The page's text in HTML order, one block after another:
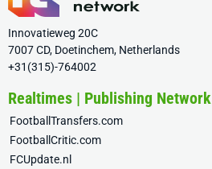
Innovatieweg 20C
7007 CD, Doetinchem, Netherlands
+31(315)-764002
Realtimes | Publishing Network
FootballTransfers.com
FootballCritic.com
FCUpdate.nl